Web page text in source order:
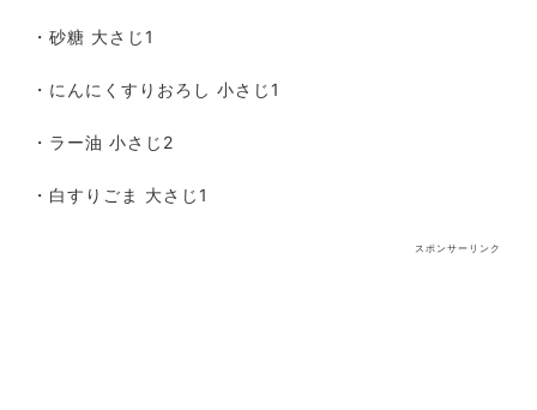
・砂糖 大さじ1
・にんにくすりおろし 小さじ1
・ラー油 小さじ2
・白すりごま 大さじ1
スポンサーリンク